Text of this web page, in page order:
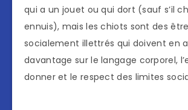
qui a un jouet ou qui dort (sauf s’il
ennuis), mais les chiots sont des
socialement illettrés qui doivent en
davantage sur le langage corporel,
donner et le respect des limites